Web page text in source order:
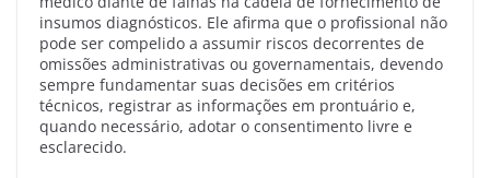
insumos diagnósticos. Ele afirma que o profissional não
pode ser compelido a assumir riscos decorrentes de
omissões administrativas ou governamentais, devendo
sempre fundamentar suas decisões em critérios
técnicos, registrar as informações em prontuário e,
quando necessário, adotar o consentimento livre e
esclarecido.